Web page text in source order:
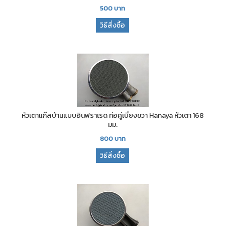
500บาท
วิธีสั่งซื้อ
หัวเตาแก๊สบ้านแบบอินฟราเรด ท่อคู่เบี่ยงขวา Hanaya หัวเตา 168
มม.
800บาท
วิธีสั่งซื้อ